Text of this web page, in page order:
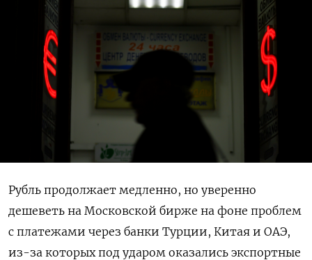
Рубль продолжает медленно, но уверенно
дешеветь на Московской бирже на фоне проблем
с платежами через банки Турции, Китая и ОАЭ,
из-за которых под ударом оказались экспортные